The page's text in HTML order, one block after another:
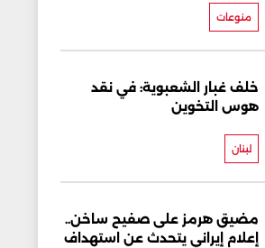
منوعات
خلف غبار الشعبوية: في نقد
هوس التخوين
لبنان
مضيق هرمز على صفيح ساخن..
إعلام إيراني يتحدث عن استهداف